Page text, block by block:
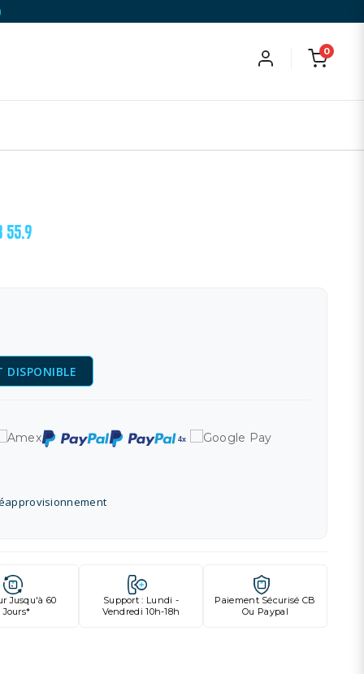
0
55.9
DISPONIBLE
Jusqu'à 60
Jours*
Support : Lundi -
Vendredi 10h-18h
Paiement Sécurisé CB
Ou Paypal